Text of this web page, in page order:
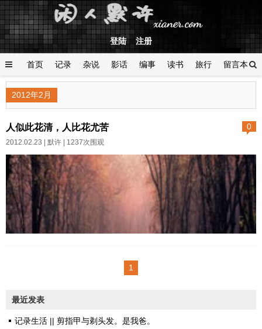
登陆 注册
首页 记录 杂说 影话 编事 读书 旅行 留言本
登陆
2012年2月
0
人似此花清，人比花尤苦
2012.02.23 | 默许 | 1237次围观
里。絮絮叨叨说着家常，最普通
到中年，生活中的很多不堪，诸
1
最近发表
记录生活 || 剪指甲与剃头发。是我爸。